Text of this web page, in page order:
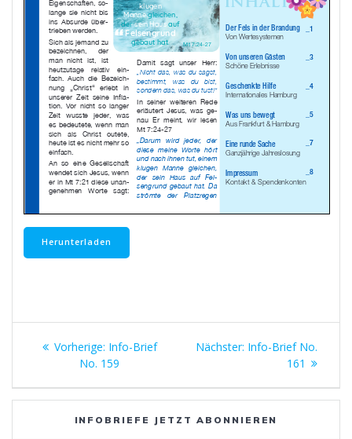
Herunterladen
Beitragsnavigation
Vorherige: Vorheriger
Beitrag:
Info-Brief
No. 159
Nächster: Nächster
Info-Brief No.
161
INFOBRIEFE JETZT ABONNIEREN